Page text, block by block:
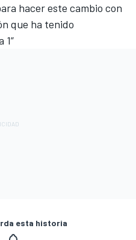
hacer este cambio con
que ha tenido
1”
esta historia